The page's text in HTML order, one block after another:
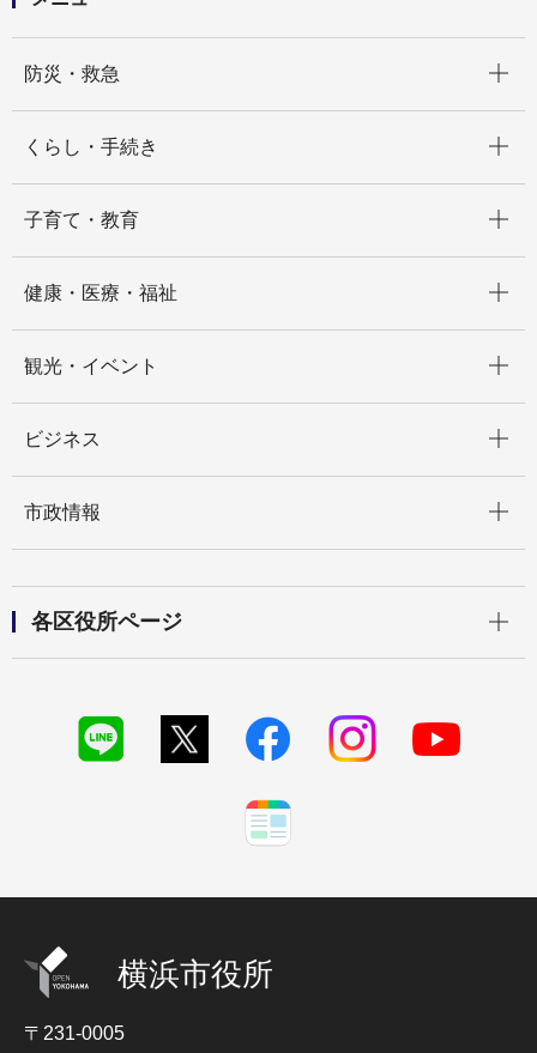
防災・救急
くらし・手続き
子育て・教育
健康・医療・福祉
観光・イベント
ビジネス
市政情報
各区役所ページ
横浜市役所
〒231-0005